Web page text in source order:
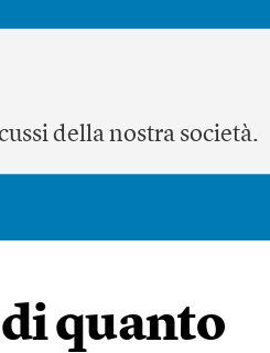
della nostra società.
quanto